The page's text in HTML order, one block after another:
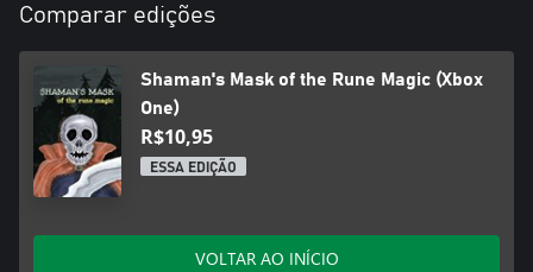
Comparar edições
Shaman's Mask of the Rune Magic (Xbox
One)
R$10,95
ESSA EDIÇÃO
VOLTAR AO INÍCIO